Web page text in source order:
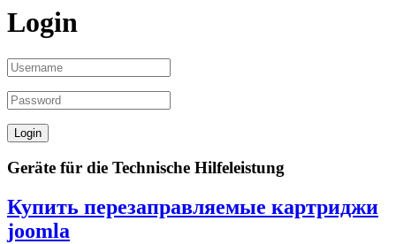
Login
Geräte für die Technische Hilfeleistung
Купить перезаправляемые картриджи
joomla